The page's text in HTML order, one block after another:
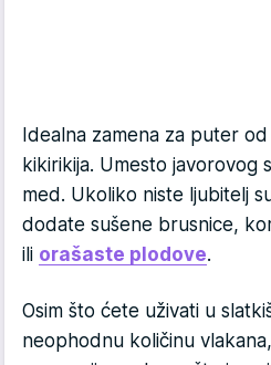
Idealna zamena za puter
kikirikija. Umesto javorovog
med. Ukoliko niste ljubitelj
dodate sušene brusnice,
ili orašaste plodove.
Osim što ćete uživati u
neophodnu količinu